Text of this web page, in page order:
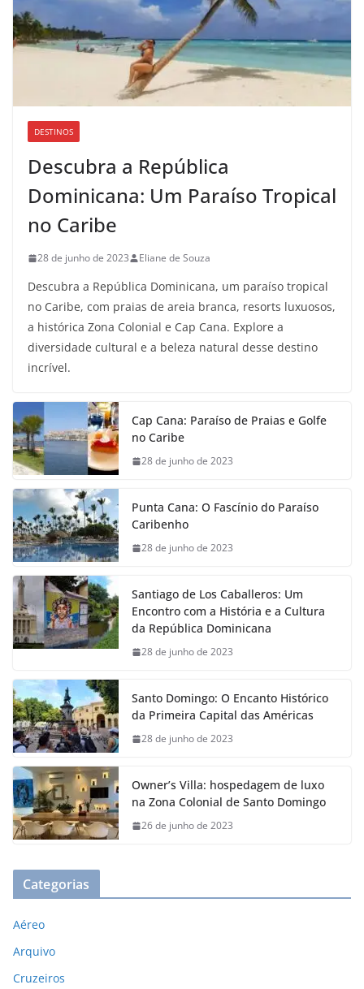
DESTINOS
Descubra a República
Dominicana: Um Paraíso Tropical
no Caribe
28 de junho de 2023 Eliane de Souza
Descubra a República Dominicana, um paraíso tropical
no Caribe, com praias de areia branca, resorts luxuosos,
a histórica Zona Colonial e Cap Cana. Explore a
diversidade cultural e a beleza natural desse destino
incrível.
Cap Cana: Paraíso de Praias e Golfe
no Caribe
28 de junho de 2023
Punta Cana: O Fascínio do Paraíso
Caribenho
28 de junho de 2023
Santiago de Los Caballeros: Um
Encontro com a História e a Cultura
da República Dominicana
28 de junho de 2023
Santo Domingo: O Encanto Histórico
da Primeira Capital das Américas
28 de junho de 2023
Owner’s Villa: hospedagem de luxo
na Zona Colonial de Santo Domingo
26 de junho de 2023
Categorias
Aéreo
Arquivo
Cruzeiros